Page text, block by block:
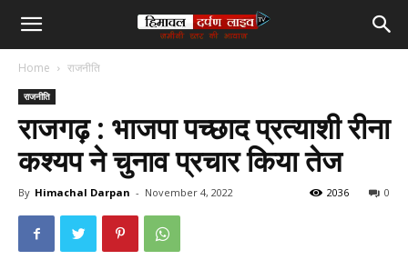
हिमाचल
लाइव
टीवी
Home राजनीति
राजनीति
राजगढ़ : भाजपा पच्छाद प्रत्याशी रीना
कश्यप ने चुनाव प्रचार किया तेज
By Himachal Darpan - November 4, 2022 0
2036